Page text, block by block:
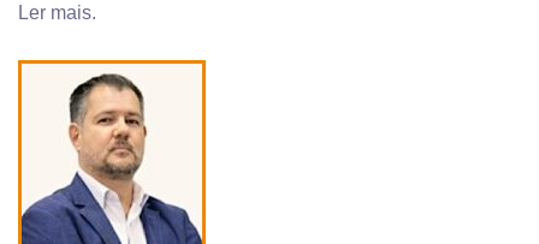
Ler mais.